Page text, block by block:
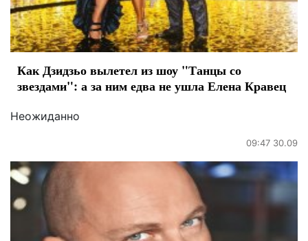
Как Дзидзьо вылетел из шоу "Танцы со
звездами": а за ним едва не ушла Елена Кравец
Неожиданно
09:47 30.09